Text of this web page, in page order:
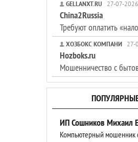
GELLANXT.RU 27-07-
China2Russia
Требуют оплатить
ХОЗБОКС КОМПАНИ 27-
Hozboks.ru
Мошенничество с
ИП Сошников Михаил
Компьютерный мошенник